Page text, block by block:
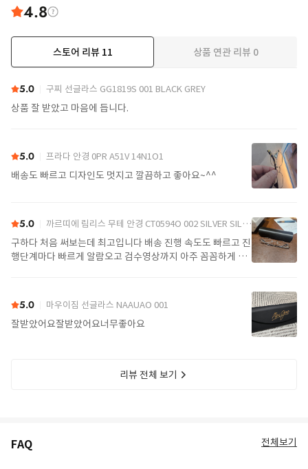
4.8
스토어 리뷰 11 상품 연관 리뷰 0
5.0 구찌 선글라스 GG1819S 001 BLACK GREY
상품 잘 받았고 마음에 듭니다.
5.0 프라다 안경 0PR A51V 14N1O1
배송도 빠르고 디자인도 멋지고 깔끔하고 좋아요~^^
5.0 까르띠에 림리스 무테 안경 CT0594O 002 SILVER SILVER TRANSPARENT
구하다 처음 써보는데 최고입니다 배송 진행 속도도 빠르고 진
행단계마다 빠르게 알람오고 검수영상까지 아주 꼼꼼하게 찍
5.0 마우이짐 선글라스 NAAUAO 001
잘받았어요잘받았어요너무좋아요
리뷰 전체 보기
FAQ 전체보기